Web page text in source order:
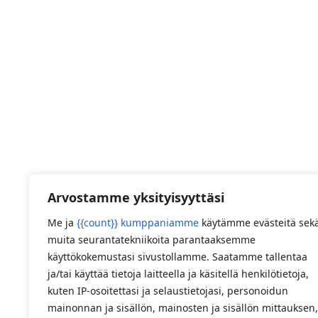
Arvostamme yksityisyyttäsi
Me ja {{count}} kumppaniamme käytämme evästeitä
muita seurantatekniikoita parantaaksemme
käyttökokemustasi sivustollamme. Saatamme tallentaa
ja/tai käyttää tietoja laitteella ja käsitellä henkilötietoja,
kuten IP-osoitettasi ja selaustietojasi, personoidun
mainonnan ja sisällön, mainosten ja sisällön mittauksen,